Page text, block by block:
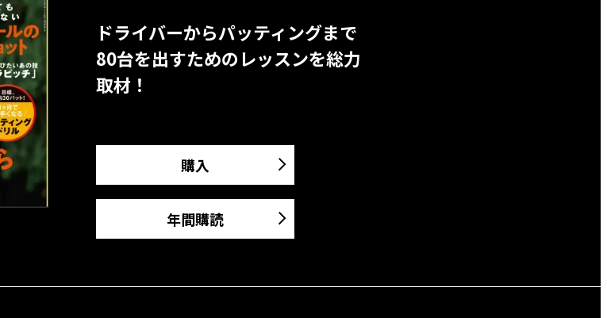
ドライバーからパッティングまで
80台を出すためのレッスンを総力
取材！
購入
年間購読